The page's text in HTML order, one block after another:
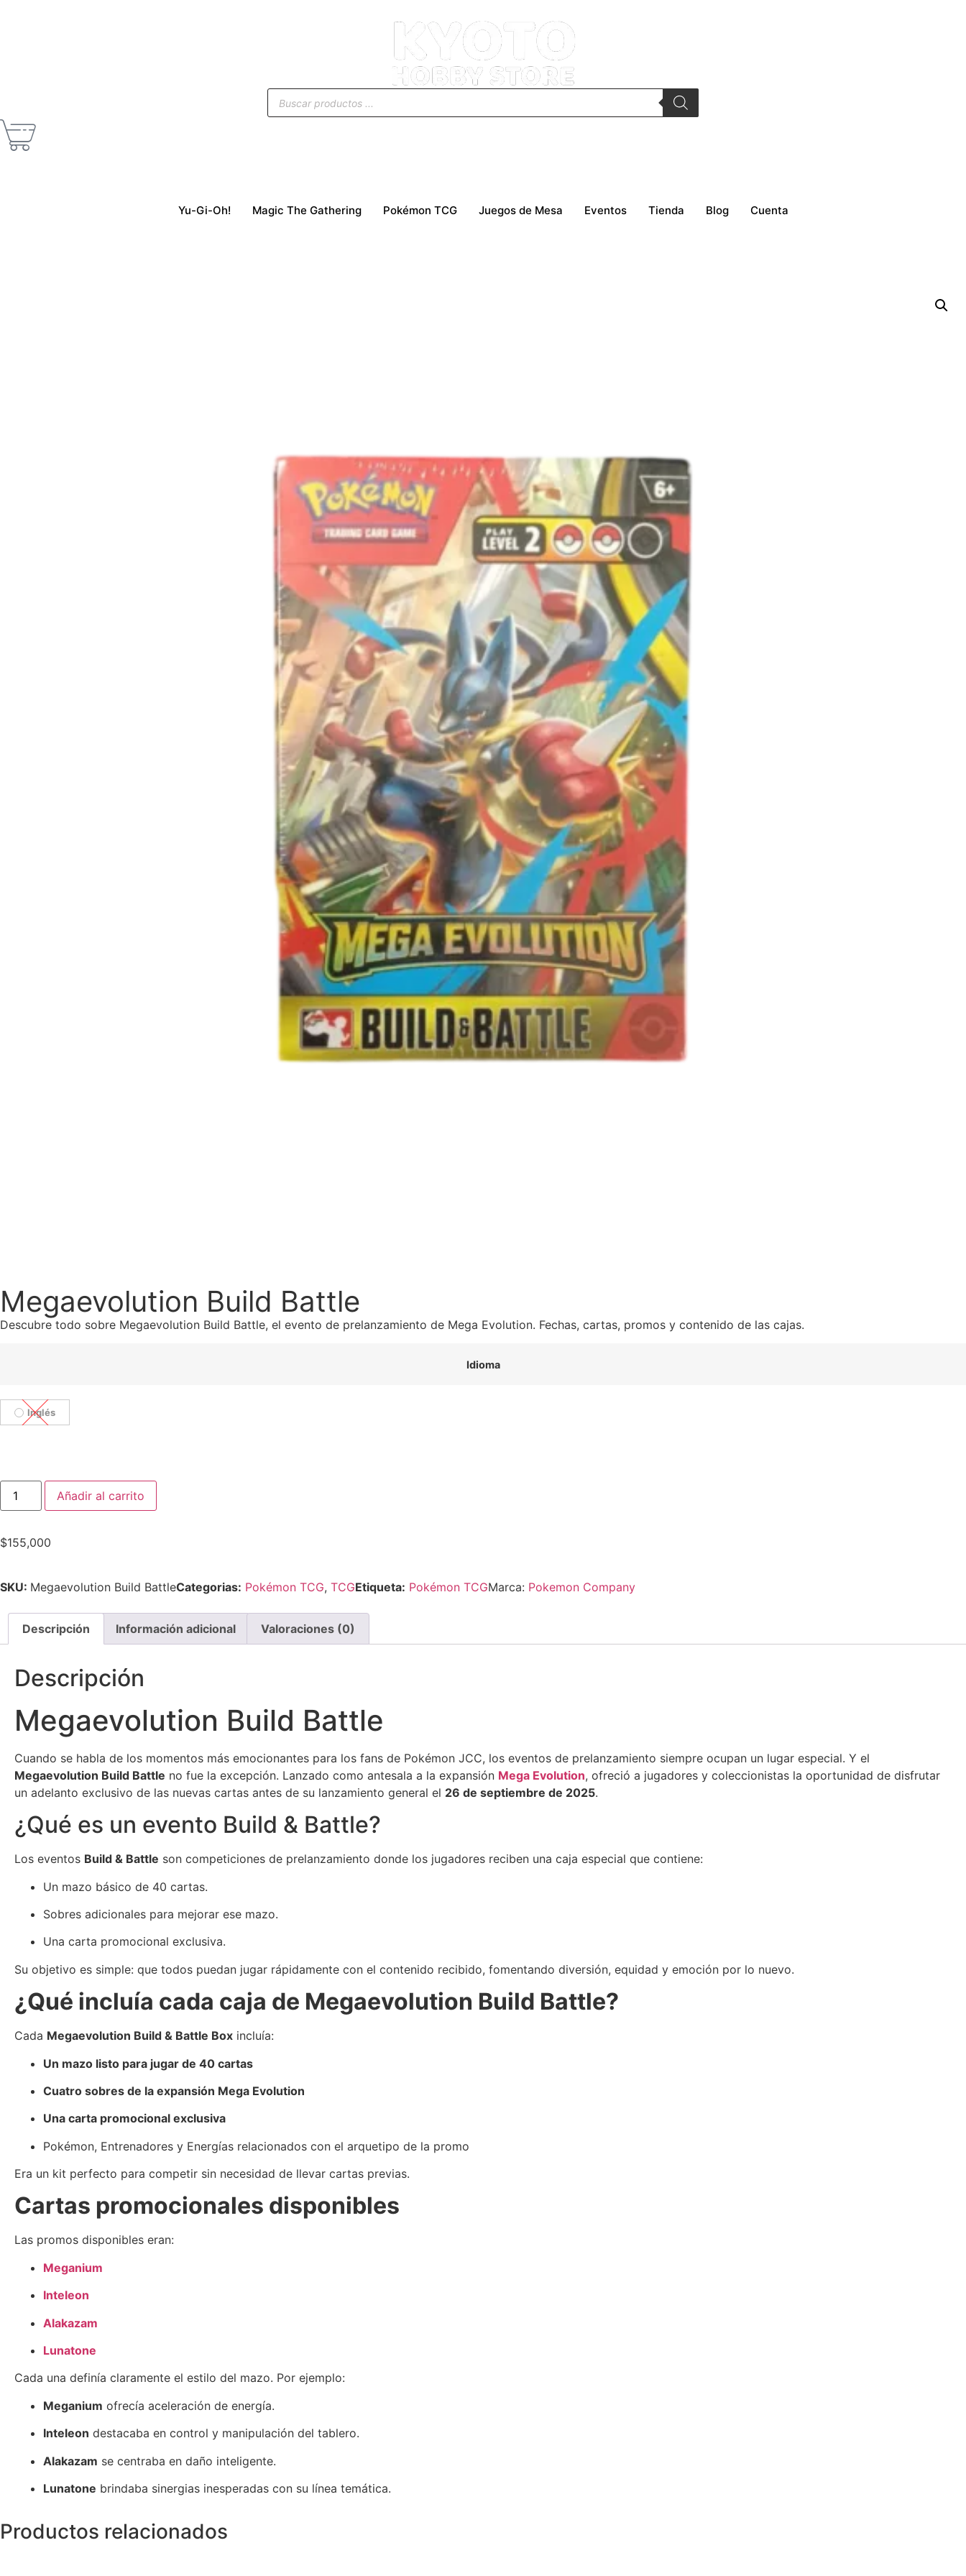
Yu-Gi-Oh! Magic The Gathering Pokémon TCG Juegos de Mesa Eventos Tienda Blog Cuenta
Megaevolution Build Battle
Descubre todo sobre Megaevolution Build Battle, el evento de prelanzamiento de Mega Evolution. Fechas, cartas, promos y contenido de las cajas.
Idioma
Inglés
Añadir al carrito
$155,000
SKU: Megaevolution Build BattleCategorias: Pokémon TCG, TCGEtiqueta: Pokémon TCGMarca: Pokemon Company
Descripción Información adicional Valoraciones (0)
Descripción
Megaevolution Build Battle
Cuando se habla de los momentos más emocionantes para los fans de Pokémon JCC, los eventos de prelanzamiento siempre ocupan un lugar especial. Y el
Megaevolution Build Battle no fue la excepción. Lanzado como antesala a la expansión Mega Evolution, ofreció a jugadores y coleccionistas la oportunidad de disfrutar
un adelanto exclusivo de las nuevas cartas antes de su lanzamiento general el 26 de septiembre de 2025.
¿Qué es un evento Build & Battle?
Los eventos Build & Battle son competiciones de prelanzamiento donde los jugadores reciben una caja especial que contiene:
Un mazo básico de 40 cartas.
Sobres adicionales para mejorar ese mazo.
Una carta promocional exclusiva.
Su objetivo es simple: que todos puedan jugar rápidamente con el contenido recibido, fomentando diversión, equidad y emoción por lo nuevo.
¿Qué incluía cada caja de Megaevolution Build Battle?
Cada Megaevolution Build & Battle Box incluía:
Un mazo listo para jugar de 40 cartas
Cuatro sobres de la expansión Mega Evolution
Una carta promocional exclusiva
Pokémon, Entrenadores y Energías relacionados con el arquetipo de la promo
Era un kit perfecto para competir sin necesidad de llevar cartas previas.
Cartas promocionales disponibles
Las promos disponibles eran:
Meganium
Inteleon
Alakazam
Lunatone
Cada una definía claramente el estilo del mazo. Por ejemplo:
Meganium ofrecía aceleración de energía.
Inteleon destacaba en control y manipulación del tablero.
Alakazam se centraba en daño inteligente.
Lunatone brindaba sinergias inesperadas con su línea temática.
Productos relacionados